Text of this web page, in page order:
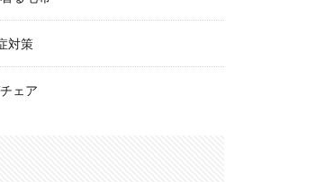
対策
ェア